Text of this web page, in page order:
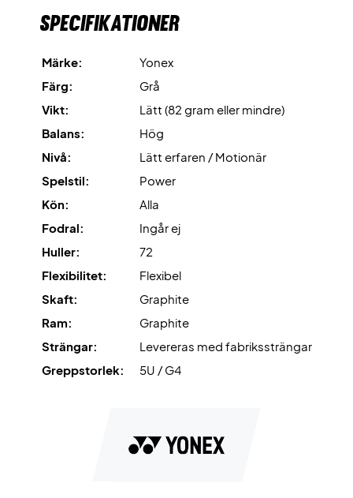
spänning.
Levererasutan fodral
Specifikationer
Märke:
Yonex
Färg:
Grå
Vikt:
Lätt (82 gram eller mindre)
Balans:
Hög
Nivå:
Lätt erfaren / Motionär
Spelstil:
Power
Kön:
Alla
Fodral:
Ingår ej
Huller:
72
Flexibilitet:
Flexibel
Skaft:
Graphite
Ram:
Graphite
Strängar:
Levereras med fabrikssträngar
Greppstorlek:
5U / G4